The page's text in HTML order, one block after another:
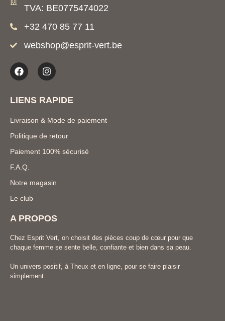
TVA: BE0775474022
+32 470 85 77 11
webshop@esprit-vert.be
LIENS RAPIDE
Livraison & Mode de paiement
Politique de retour
Paiement 100% sécurisé
F.A.Q.
Notre magasin
Le club
A PROPOS
Chez Esprit Vert, on choisit des pièces coup de cœur pour que
chaque femme se sente belle, confiante et bien dans sa peau.
Un univers positif, à Theux et en ligne, pour se faire plaisir
simplement.